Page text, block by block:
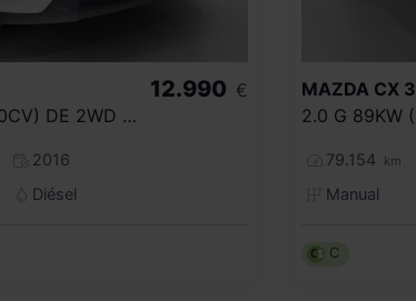
2.2 110KW (150CV) DE 2WD AT STYLE
2016
Diésel
12.990 € MAZDA CX 3
79.154 km
Manual
C